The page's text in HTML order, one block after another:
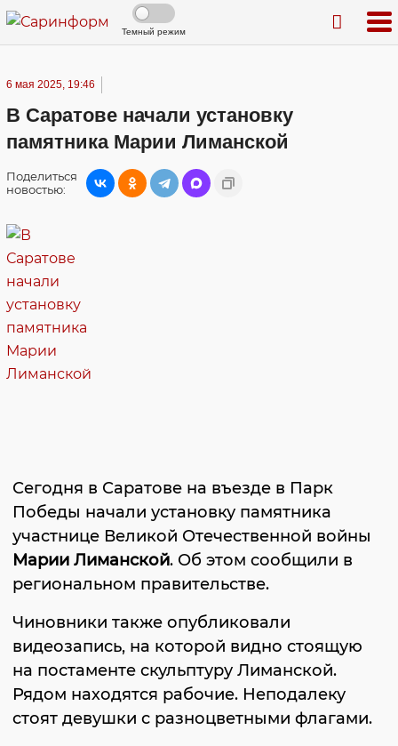
Темный режим
6 мая 2025, 19:46
В Саратове начали установку
памятника Марии Лиманской
Поделиться
новостью:
Сегодня в Саратове на въезде в Парк
Победы начали установку памятника
участнице Великой Отечественной войны
Марии Лиманской. Об этом сообщили в
региональном правительстве.
Чиновники также опубликовали
видеозапись, на которой видно стоящую
на постаменте скульптуру Лиманской.
Рядом находятся рабочие. Неподалеку
стоят девушки с разноцветными флагами.